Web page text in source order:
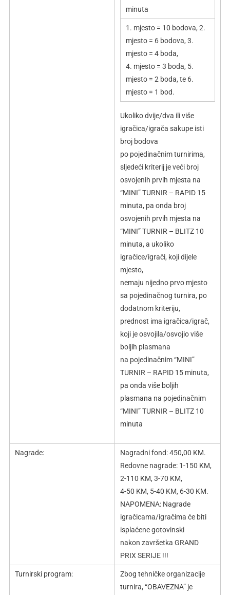
minuta
1. mjesto = 10 bodova, 2.
mjesto = 6 bodova, 3.
mjesto = 4 boda,
4. mjesto = 3 boda, 5.
mjesto = 2 boda, te 6.
mjesto = 1 bod.
Ukoliko dvije/dva ili više
igračica/igrača sakupe isti
broj bodova
po pojedinačnim turnirima,
sljedeći kriterij je veći broj
osvojenih prvih mjesta na
“MINI” TURNIR – RAPID 15
minuta, pa onda broj
osvojenih prvih mjesta na
“MINI” TURNIR – BLITZ 10
minuta, a ukoliko
igračice/igrači, koji dijele
mjesto,
nemaju nijedno prvo mjesto
sa pojedinačnog turnira, po
dodatnom kriteriju,
prednost ima igračica/igrač,
koji je osvojila/osvojio više
boljih plasmana
na pojedinačnim “MINI”
TURNIR – RAPID 15 minuta,
pa onda više boljih
plasmana na pojedinačnim
“MINI” TURNIR – BLITZ 10
minuta
Nagrade: Nagradni fond:450,00 KM.
Redovne nagrade: 1-150 KM,
2-110 KM, 3-70 KM,
4-50 KM, 5-40 KM, 6-30 KM.
NAPOMENA: Nagrade
igračicama/igračima će biti
isplaćene gotovinski
nakon završetka GRAND
PRIX SERIJE !!!
Turnirski program:
Zbog tehničke organizacije
turnira, “OBAVEZNA” je